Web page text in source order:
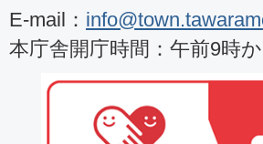
E-mail：
本庁舎開庁時間：午前9時